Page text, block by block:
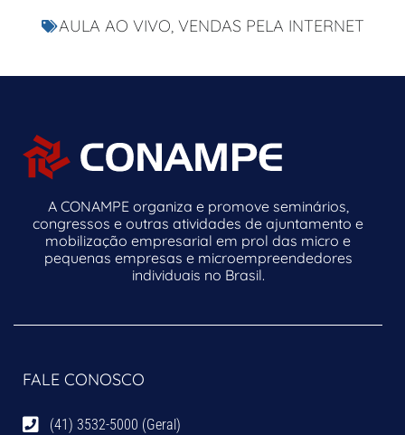
AULA AO VIVO, VENDAS PELA INTERNET
A CONAMPE organiza e promove seminários,
congressos e outras atividades de ajuntamento e
mobilização empresarial em prol das micro e
pequenas empresas e microempreendedores
individuais no Brasil.
FALE CONOSCO
(41) 3532-5000 (Geral)